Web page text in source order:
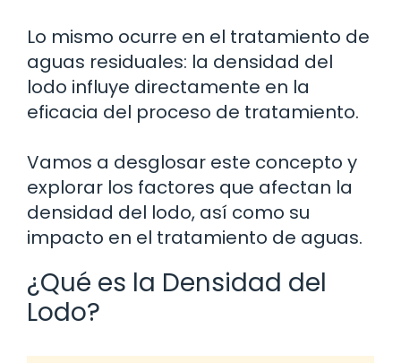
Lo mismo ocurre en el tratamiento de
aguas residuales: la densidad del
lodo influye directamente en la
eficacia del proceso de tratamiento.
Vamos a desglosar este concepto y
explorar los factores que afectan la
densidad del lodo, así como su
impacto en el tratamiento de aguas.
¿Qué es la Densidad del
Lodo?